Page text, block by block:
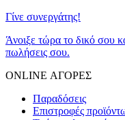
Γίνε συνεργάτης!
Άνοιξε τώρα το δικό σου
πωλήσεις σου.
ONLINE ΑΓΟΡΕΣ
Παραδόσεις
Επιστροφές